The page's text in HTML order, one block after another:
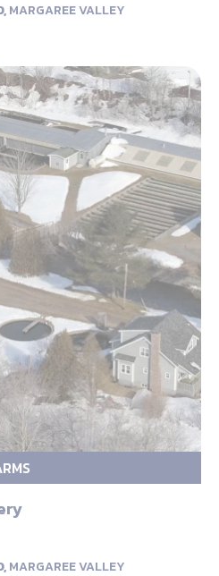
MARGAREE VALLEY
MARGAREE VALLEY